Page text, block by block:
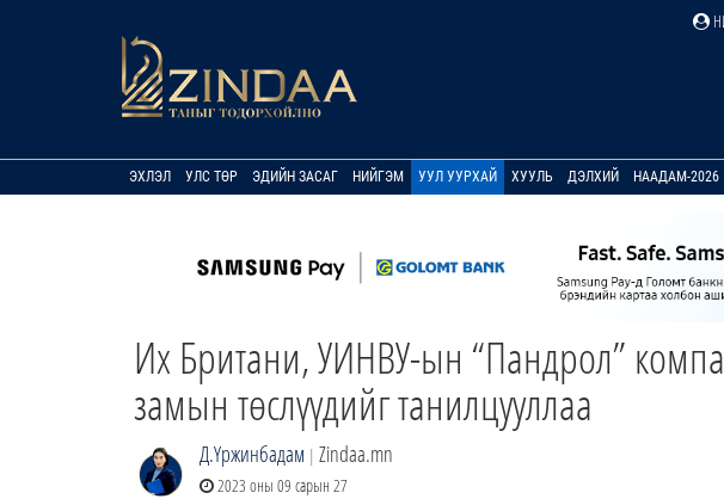
ЭХЛЭЛ УЛС ТӨР ЭДИЙН ЗАСАГ НИЙГЭМ УУЛ УУРХАЙ ХУУЛЬ ДЭЛХИЙ НААДАМ-2026
Их Британи, УИНВУ-ын “Пандрол”
замын төслүүдийг танилцууллаа
Д.Үржинбадам | Zindaa.mn
2023 оны 09 сарын 27